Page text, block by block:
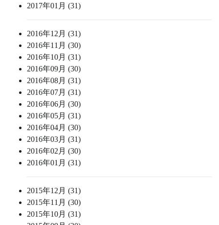
2017年01月 (31)
2016年12月 (31)
2016年11月 (30)
2016年10月 (31)
2016年09月 (30)
2016年08月 (31)
2016年07月 (31)
2016年06月 (30)
2016年05月 (31)
2016年04月 (30)
2016年03月 (31)
2016年02月 (30)
2016年01月 (31)
2015年12月 (31)
2015年11月 (30)
2015年10月 (31)